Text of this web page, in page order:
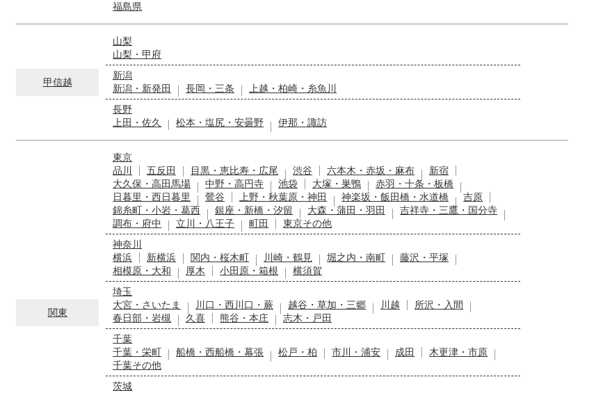
福島県
甲信越
山梨
山梨・甲府
新潟
新潟・新発田
長岡・三条
上越・柏崎・糸魚川
長野
上田・佐久
松本・塩尻・安曇野 伊那・諏訪
関東
東京
品川
五反田 目黒・恵比寿・広尾 渋谷 六本木・赤坂・麻布
新宿
大久保・高田馬場
中野・高円寺 池袋 大塚・巣鴨
赤羽・十条・板橋
日暮里・西日暮里
鶯谷 上野・秋葉原・神田 神楽坂・飯田橋・水道橋
吉原
錦糸町・小岩・葛西
銀座・新橋・汐留 大森・蒲田・羽田
吉祥寺・三鷹・国分寺
調布・府中
立川・八王子 町田
東京その他
神奈川
横浜
新横浜 関内・桜木町 川崎・鶴見 堀之内・南町
藤沢・平塚
相模原・大和
厚木 小田原・箱根
横須賀
埼玉
大宮・さいたま
川口・西川口・蕨 越谷・草加・三郷 川越
所沢・入間
春日部・岩槻
久喜 熊谷・本庄
志木・戸田
千葉
千葉・栄町
船橋・西船橋・幕張 松戸・柏 市川・浦安 成田
木更津・市原
千葉その他
茨城